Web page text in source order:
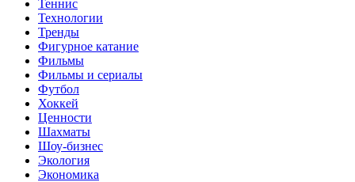
Теннис
Технологии
Тренды
Фигурное катание
Фильмы
Фильмы и сериалы
Футбол
Хоккей
Ценности
Шахматы
Шоу-бизнес
Экология
Экономика